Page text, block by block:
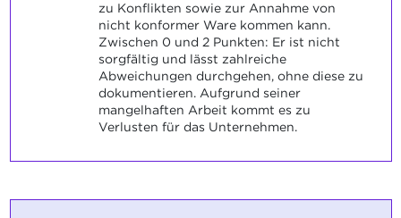
zu Konflikten sowie zur Annahme von
nicht konformer Ware kommen kann.
Zwischen 0 und 2 Punkten: Er ist nicht
sorgfältig und lässt zahlreiche
Abweichungen durchgehen, ohne diese zu
dokumentieren. Aufgrund seiner
mangelhaften Arbeit kommt es zu
Verlusten für das Unternehmen.